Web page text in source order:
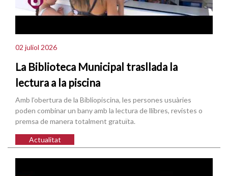
02 juliol 2026
La Biblioteca Municipal trasllada la
lectura a la piscina
Amb l’obertura de la Bibliopiscina, les persones usuàries
poden combinar un bany amb la lectura de llibres, revistes o
premsa de manera totalment gratuïta.
Actualitat